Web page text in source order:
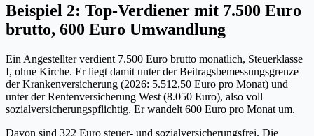
Beispiel 2: Top-Verdiener mit 7.500 Euro
brutto, 600 Euro Umwandlung
Ein Angestellter verdient 7.500 Euro brutto monatlich, Steuerklasse
I, ohne Kirche. Er liegt damit unter der Beitragsbemessungsgrenze
der Krankenversicherung (2026: 5.512,50 Euro pro Monat) und
unter der Rentenversicherung West (8.050 Euro), also voll
sozialversicherungspflichtig. Er wandelt 600 Euro pro Monat um.
Davon sind 322 Euro steuer- und sozialversicherungsfrei. Die